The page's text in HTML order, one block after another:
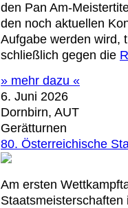
den Pan Am-
den noch aktuellen
Aufgabe werden wird,
schließlich gegen die
» mehr dazu «
6. Juni 2026
Dornbirn, AUT
Gerätturnen
80. Österreichische
Am ersten